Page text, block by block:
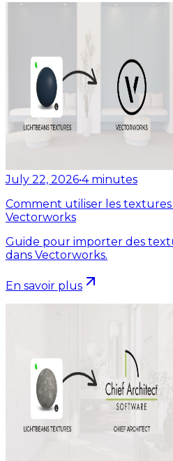
July 22, 2026•4 minutes
Comment utiliser les
Vectorworks
Guide pour importer des
dans Vectorworks.
En savoir plus